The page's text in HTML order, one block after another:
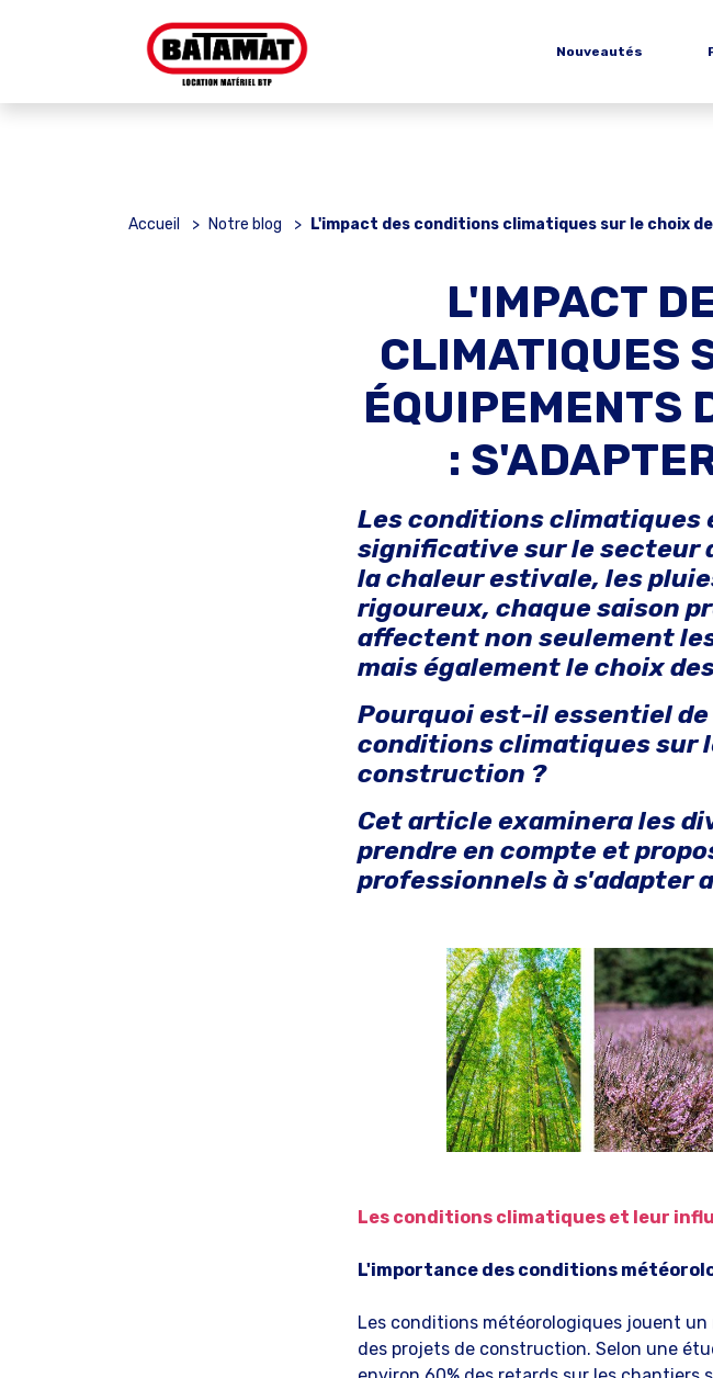
Nouveautés
Accueil > Notre blog > L'impact des conditions climatiques sur le choix
L'IMPACT
CLIMATIQUES
ÉQUIPEMENTS
:
Les conditions climatiques
significative sur le secteur
la chaleur estivale, les
rigoureux, chaque saison
affectent non seulement
mais également le choix
Pourquoi est-il essentiel
conditions climatiques sur
construction ?
Cet article examinera les
prendre en compte et
professionnels à s'adapter
Les conditions climatiques et leur
L'importance des conditions
Les conditions météorologiques jouent
des projets de construction. Selon une